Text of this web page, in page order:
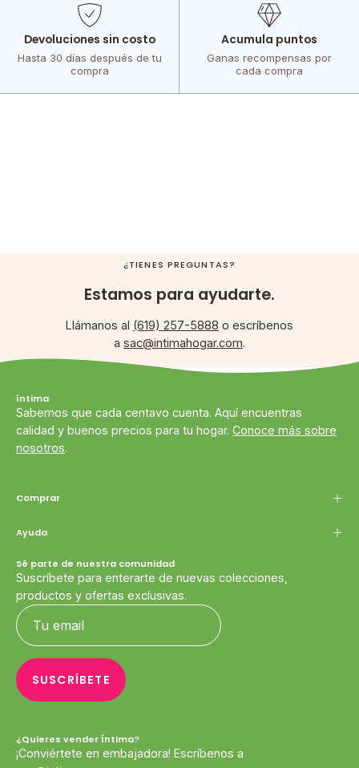
Devoluciones sin costo
Hasta 30 días después de tu
compra
Acumula puntos
Ganas recompensas por
cada compra
¿TIENES PREGUNTAS?
Estamos para ayudarte.
Llámanos al (619) 257-5888 o escríbenos
a sac@intimahogar.com.
íntima
Sabemos que cada centavo cuenta. Aquí encuentras
calidad y buenos precios para tu hogar. Conoce más sobre
nosotros.
Comprar
Ayuda
Sé parte de nuestra comunidad
Suscríbete para enterarte de nuevas colecciones,
productos y ofertas exclusivas.
SUSCRÍBETE
¿Quieres vender Íntima?
¡Conviértete en embajadora! Escríbenos a